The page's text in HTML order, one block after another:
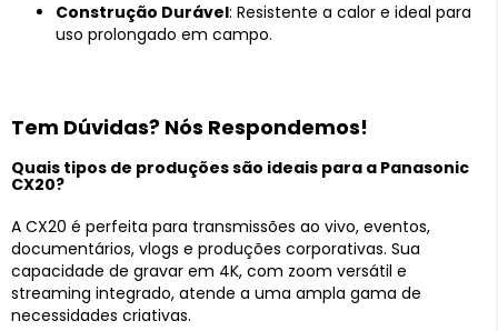
Construção Durável: Resistente a calor e ideal para
uso prolongado em campo.
Tem Dúvidas? Nós Respondemos!
Quais tipos de produções são ideais para a Panasonic
CX20?
A CX20 é perfeita para transmissões ao vivo, eventos,
documentários, vlogs e produções corporativas. Sua
capacidade de gravar em 4K, com zoom versátil e
streaming integrado, atende a uma ampla gama de
necessidades criativas.